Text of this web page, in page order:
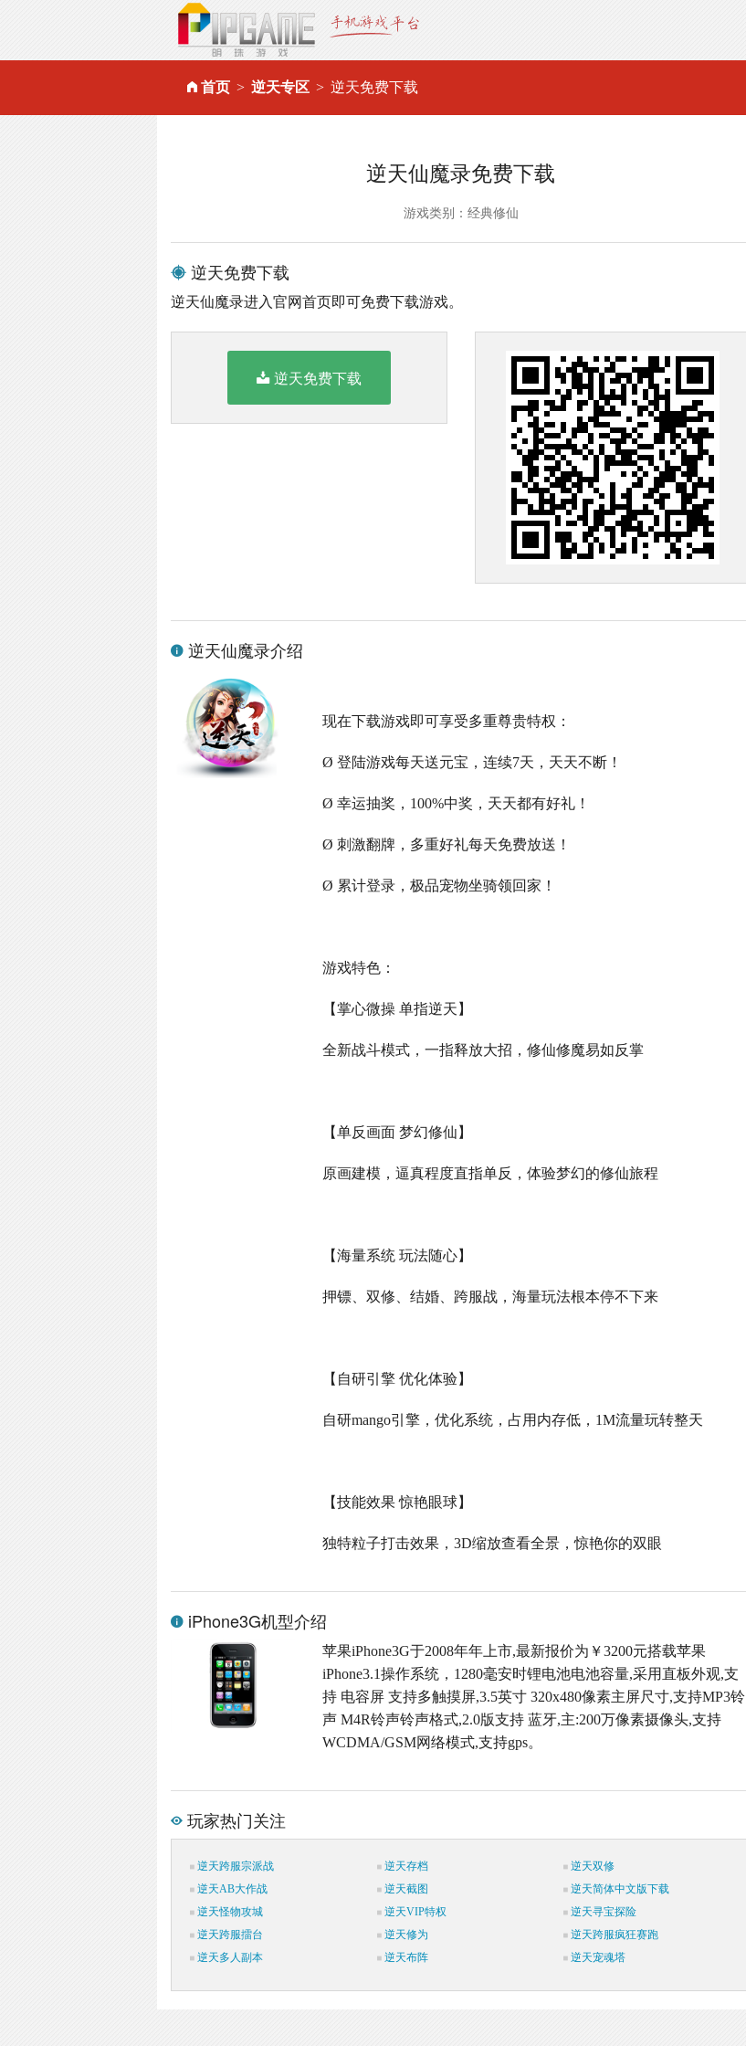
首页 逆天专区 逆天免费下载
逆天仙魔录免费下载
游戏类别：经典修仙
逆天免费下载
逆天仙魔录进入官网首页即可免费下载游戏。
逆天免费下载
逆天仙魔录介绍
现在下载游戏即可享受多重尊贵特权：
Ø 登陆游戏每天送元宝，连续7天，天天不断！
Ø 幸运抽奖，100%中奖，天天都有好礼！
Ø 刺激翻牌，多重好礼每天免费放送！
Ø 累计登录，极品宠物坐骑领回家！
游戏特色：
【掌心微操 单指逆天】
全新战斗模式，一指释放大招，修仙修魔易如反掌
【单反画面 梦幻修仙】
原画建模，逼真程度直指单反，体验梦幻的修仙旅程
【海量系统 玩法随心】
押镖、双修、结婚、跨服战，海量玩法根本停不下来
【自研引擎 优化体验】
自研mango引擎，优化系统，占用内存低， 1M流量玩转整天
【技能效果 惊艳眼球】
独特粒子打击效果，3D缩放查看全景，惊艳你的双眼
iPhone3G机型介绍
苹果iPhone3G于2008年年上市,最新报价为￥3200元搭载苹果
iPhone3.1操作系统，1280毫安时锂电池电池容量,采用直板外观,支
持 电容屏 支持多触摸屏,3.5英寸 320x480像素主屏尺寸,支持MP3铃
声 M4R铃声铃声格式,2.0版支持 蓝牙,主:200万像素摄像头,支持
WCDMA/GSM网络模式,支持gps。
玩家热门关注
逆天跨服宗派战 逆天存档
逆天双修
逆天AB大作战
逆天截图
逆天简体中文版下载
逆天怪物攻城
逆天VIP特权
逆天寻宝探险
逆天跨服擂台
逆天修为
逆天跨服疯狂赛跑
逆天多人副本
逆天布阵 逆天宠魂塔